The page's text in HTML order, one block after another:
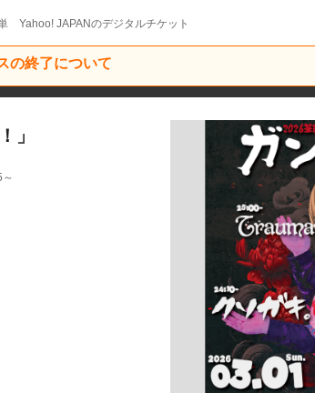
Yahoo! JAPANのデジタルチケット
の終了について
」